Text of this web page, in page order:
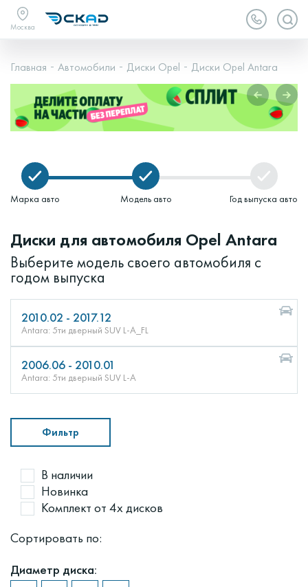
Москва
Главная Автомобили Диски Opel Диски Opel Antara
Марка авто Модель авто Год выпуска авто
Диски для автомобиля Opel Antara
Выберите модель своего автомобиля с
годом выпуска
2010.02 - 2017.12
Antara: 5ти дверный SUV L-A_FL
2006.06 - 2010.01
Antara: 5ти дверный SUV L-A
В наличии
Новинка
Комплект от 4х дисков
Сортировать по:
Фильтр
Диаметр диска: